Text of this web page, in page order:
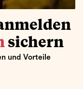
sichern
und Vorteile